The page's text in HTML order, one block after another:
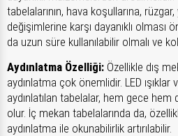
tabelalarının, hava koşullarına, rüzgar,
değişimlerine karşı dayanıklı olması
da uzun süre kullanılabilir olmalı ve
Aydınlatma Özelliği: Özellikle dış
aydınlatma çok önemlidir. LED ışıklar
aydınlatılan tabelalar, hem gece
olur. İç mekan tabelalarında da,
aydınlatma ile okunabilirlik artırılabilir.